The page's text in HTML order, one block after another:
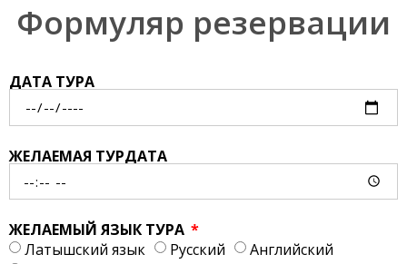
Формуляр резервации
ДАТА ТУРА
ЖЕЛАЕМАЯ ТУРДАТА
ЖЕЛАЕМЫЙ ЯЗЫК ТУРА
Латышский язык
Русский
Английский